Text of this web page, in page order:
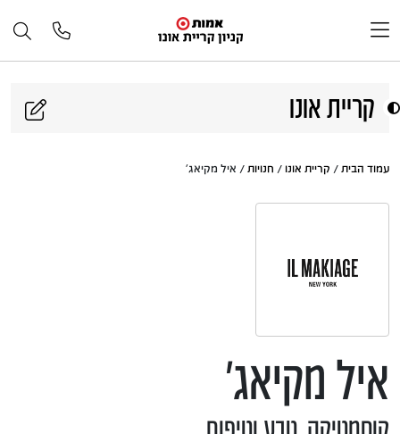
קריית אונו
עמוד הבית / קריית אונו / חנויות / איל מקיאג'
איל מקיאג'
קוסמטיקה, טבע וטיפוח